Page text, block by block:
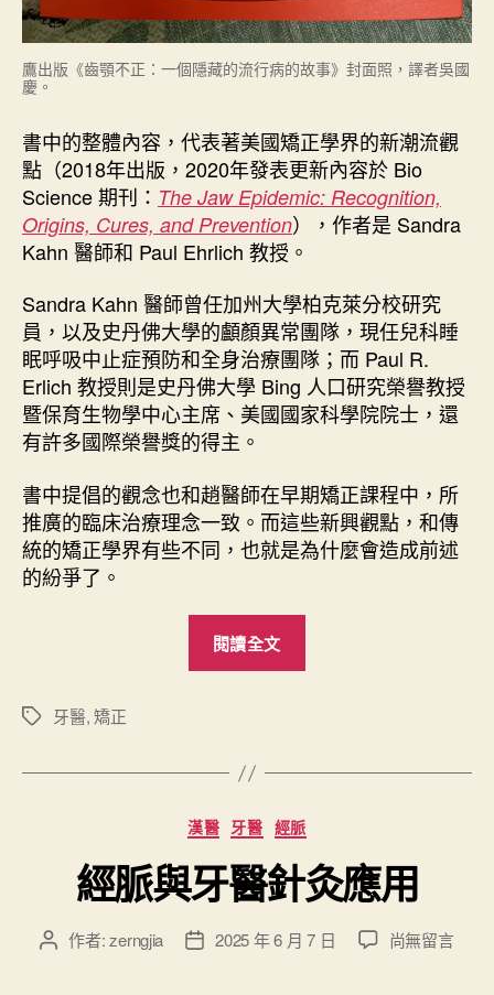
鷹出版《齒顎不正：一個隱藏的流行病的故事》封面照，譯者吳國
慶。
書中的整體內容，代表著美國矯正學界的新潮流觀
點（2018年出版，2020年發表更新內容於 Bio
Science 期刊： The Jaw Epidemic: Recognition,
Origins, Cures, and Prevention），作者是 Sandra
Kahn 醫師和 Paul Ehrlich 教授。
Sandra Kahn 醫師曾任加州大學柏克萊分校研究
員，以及史丹佛大學的顱顏異常團隊，現任兒科睡
眠呼吸中止症預防和全身治療團隊；而 Paul R.
Erlich 教授則是史丹佛大學 Bing 人口研究榮譽教授
暨保育生物學中心主席、美國國家科學院院士，還
有許多國際榮譽獎的得主。
書中提倡的觀念也和趙醫師在早期矯正課程中，所
推廣的臨床治療理念一致。而這些新興觀點，和傳
統的矯正學界有些不同，也就是為什麼會造成前述
的紛爭了。
閱讀全文
的
齒
顎
不
正
》
標
牙醫,矯正
分
類
漢醫 牙醫 經脈
經脈與牙醫針灸應用
文 作者:zerngjia
文 2025 年 6 月 7 日
在
尚無留言